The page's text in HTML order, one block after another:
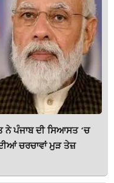
ਨੇ ਪੰਜਾਬ ਦੀ ਸਿਆਸਤ ‘ਚ
ਚਰਚਾਵਾਂ ਮੁੜ ਤੇਜ਼